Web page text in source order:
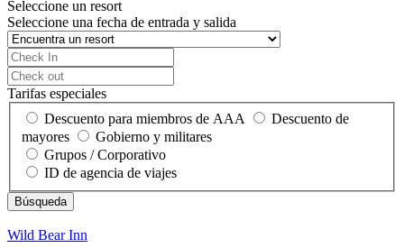
Seleccione un resort
Seleccione una fecha de entrada y salida
Tarifas especiales
Descuento para miembros de AAA
Descuento de
mayores
Gobierno y militares
Grupos / Corporativo
ID de agencia de viajes
Wild Bear Inn